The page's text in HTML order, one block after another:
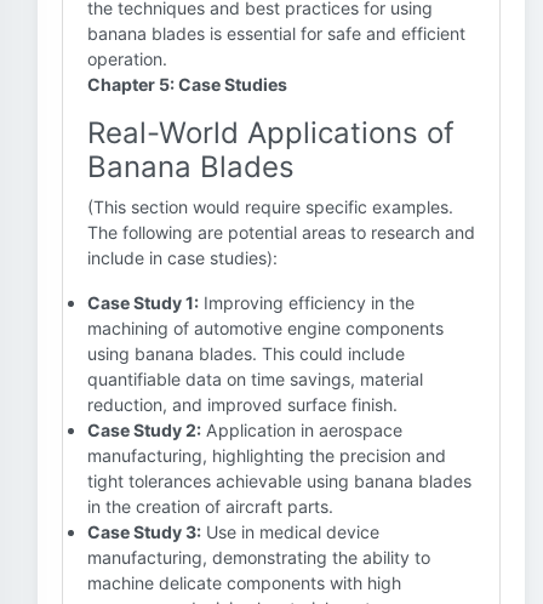
the techniques and best practices for using
banana blades is essential for safe and efficient
operation.
Chapter 5: Case Studies
Real-World Applications of
Banana Blades
(This section would require specific examples.
The following are potential areas to research and
include in case studies):
Case Study 1: Improving efficiency in the
machining of automotive engine components
using banana blades. This could include
quantifiable data on time savings, material
reduction, and improved surface finish.
Case Study 2: Application in aerospace
manufacturing, highlighting the precision and
tight tolerances achievable using banana blades
in the creation of aircraft parts.
Case Study 3: Use in medical device
manufacturing, demonstrating the ability to
machine delicate components with high